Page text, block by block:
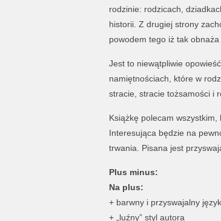
rodzinie: rodzicach,
historii. Z drugiej strony
powodem tego iż tak
Jest to niewątpliwie
namiętnościach, które w
stracie, stracie tożsamości i
Książkę polecam wszystkim,
Interesująca będzie na
trwania. Pisana jest
Plus minus:
Na plus:
+ barwny i przyswajalny język
+ „luźny” styl autora